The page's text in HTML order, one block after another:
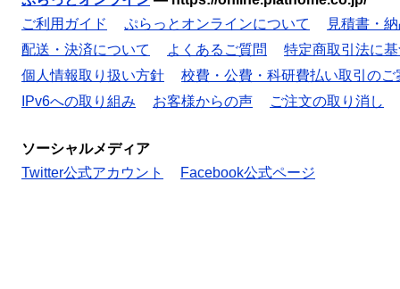
ご利用ガイド
ぷらっとオンラインについて
見積書・
配送・決済について
よくあるご質問
特定商取引法に
個人情報取り扱い方針
校費・公費・科研費払い取引のご
IPv6への取り組み
お客様からの声 ご注文の取り消し
ソーシャルメディア
Twitter公式アカウント
Facebook公式ページ